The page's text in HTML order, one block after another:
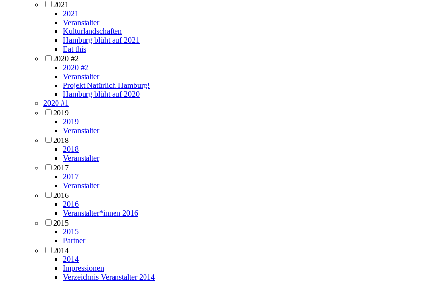
2021
2021
Veranstalter
Kulturlandschaften
Hamburg blüht auf 2021
Eat this
2020 #2
2020 #2
Veranstalter
Projekt Natürlich Hamburg!
Hamburg blüht auf 2020
2020 #1
2019
2019
Veranstalter
2018
2018
Veranstalter
2017
2017
Veranstalter
2016
2016
Veranstalter*innen 2016
2015
2015
Partner
2014
2014
Impressionen
Verzeichnis Veranstalter 2014